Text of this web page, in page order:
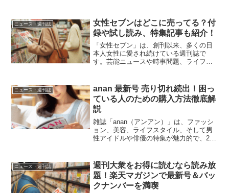
り、楽しみ方が幅広いのが特徴です。コ
ンビニでも手軽に購入で...
ニュース・週刊誌
女性セブンはどこに売ってる？付
録や試し読み、特集記事も紹介！
「女性セブン」は、創刊以来、多くの日
本人女性に愛され続けている週刊誌で
す。芸能ニュースや時事問題、ライフス
世代を超えて幅広い読者層に支持されて
います。とはいえ、「女性セ...
ニュース・週刊誌
anan 最新号 売り切れ続出！困っ
ている人のための購入方法徹底解
説
雑誌「anan（アンアン）」は、ファッシ
ョン、美容、ライフスタイル、そして男
性アイドルや俳優の特集が魅力的で、20
ことは珍しくなく、特に男性アイドルや
話題の俳優が表紙...
ニュース・週刊誌
週刊大衆をお得に読むなら読み放
題！楽天マガジンで最新号＆バッ
クナンバーを満喫